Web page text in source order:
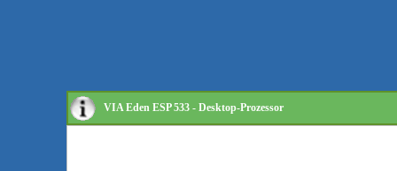
VIA Eden ESP 533 - Desktop-Prozessor